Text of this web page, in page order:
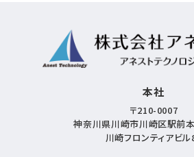
本社
〒210-0007
神奈川県川崎市川崎区駅前
川崎フロンティアビル